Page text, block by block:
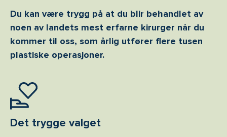
Du kan være trygg på at du blir behandlet av
noen av landets mest erfarne kirurger når du
kommer til oss, som årlig utfører flere tusen
plastiske operasjoner.
Det trygge valget